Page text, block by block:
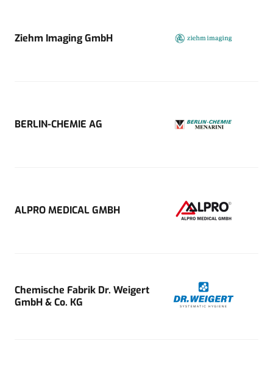
Ziehm Imaging GmbH
BERLIN-CHEMIE AG
ALPRO MEDICAL GMBH
Chemische Fabrik Dr. Weigert
GmbH & Co. KG